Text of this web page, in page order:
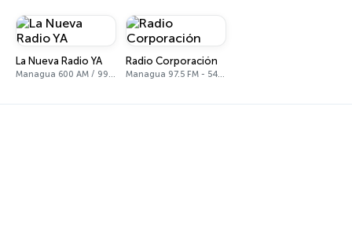
La Nueva Radio YA
Managua 600 AM / 99.1 FM
Radio Corporación
Managua 97.5 FM - 540 AM